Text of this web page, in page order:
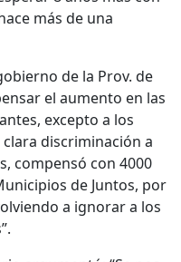
más de una
de la Prov. de
el aumento en las
excepto a los
discriminación a
compensó con 4000
de Juntos, por
a ignorar a los